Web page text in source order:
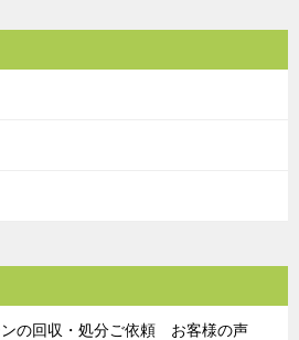
ンの回収・処分ご依頼 お客様の声